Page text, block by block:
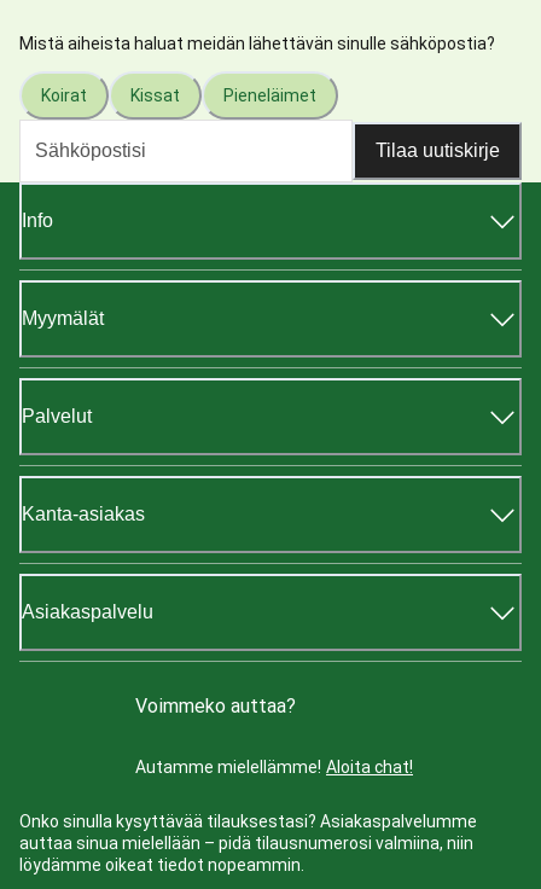
Mistä aiheista haluat meidän lähettävän sinulle sähköpostia?
Koirat Kissat Pieneläimet
Tilaa uutiskirje
Info
Myymälät
Palvelut
Kanta-asiakas
Asiakaspalvelu
Voimmeko auttaa?
Autamme mielellämme! Aloita chat!
Onko sinulla kysyttävää tilauksestasi? Asiakaspalvelumme
auttaa sinua mielellään – pidä tilausnumerosi valmiina, niin
löydämme oikeat tiedot nopeammin.